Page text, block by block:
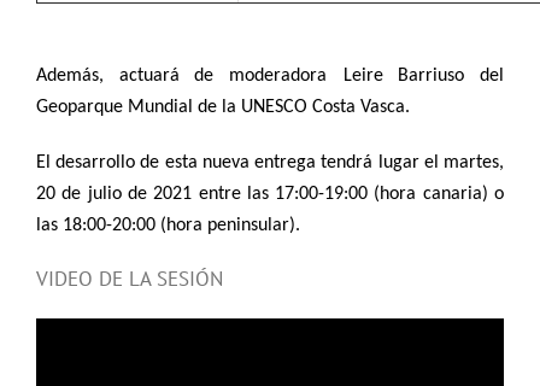
Además, actuará de moderadora Leire Barriuso del
Geoparque Mundial de la UNESCO Costa Vasca.
El desarrollo de esta nueva entrega tendrá lugar el martes,
20 de julio de 2021 entre las 17:00-19:00 (hora canaria) o
las 18:00-20:00 (hora peninsular).
VIDEO DE LA SESIÓN